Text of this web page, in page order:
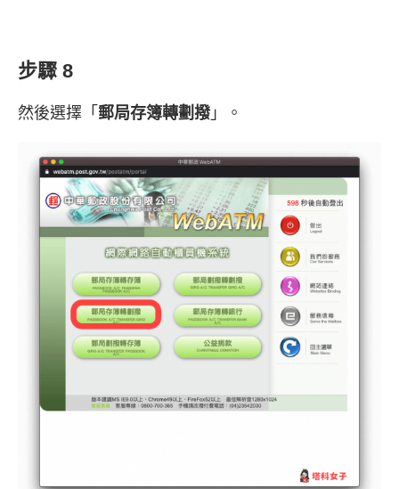
步驟 8
然後選擇「 郵局存簿轉劃撥」。